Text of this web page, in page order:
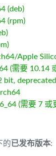
(deb)
(rpm)
Apple
(需要 10.14
bit,
(需要 7 或
的已发布版本: